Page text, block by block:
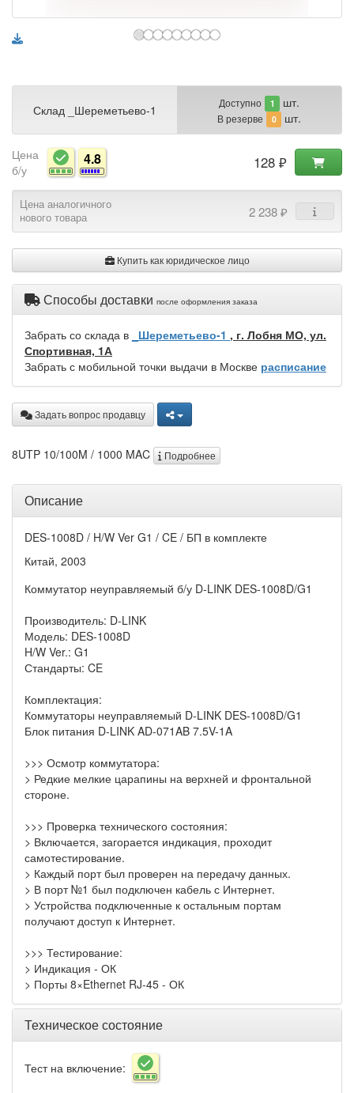
Склад _Шереметьево-1 Доступно 1 шт.
В резерве 0 шт.
Цена
б/у
4.8 128 ₽
Цена аналогичного
нового товара
2 238 ₽
Купить как юридическое лицо
Способы доставки после оформления заказа
Забрать со склада в _Шереметьево-1 , г. Лобня МО, ул.
Спортивная, 1А
Забрать с мобильной точки выдачи в Москве расписание
Задать вопрос продавцу
8UTP 10/100M / 1000 MAC Подробнее
Описание
DES-1008D / H/W Ver G1 / CE / БП в комплекте
Китай, 2003
Коммутатор неуправляемый б/у D-LINK DES-1008D/G1
Производитель: D-LINK
Модель: DES-1008D
H/W Ver.: G1
Стандарты: CE
Комплектация:
Коммутаторы неуправляемый D-LINK DES-1008D/G1
Блок питания D-LINK AD-071AB 7.5V-1A
>>> Осмотр коммутатора:
> Редкие мелкие царапины на верхней и фронтальной
стороне.
>>> Проверка технического состояния:
> Включается, загорается индикация, проходит
самотестирование.
> Каждый порт был проверен на передачу данных.
> В порт №1 был подключен кабель с Интернет.
> Устройства подключенные к остальным портам
получают доступ к Интернет.
>>> Тестирование:
> Индикация - ОК
> Порты 8×Ethernet RJ-45 - ОК
Техническое состояние
Тест на включение: